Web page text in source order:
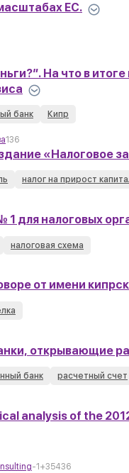
ЕС.
На что в
банк Кипр
136
«Налоговое
налог на прирост
для налоговых
налоговая схема
от имени
открывающие
банк расчетный счет
analysis of the
-1 +35436